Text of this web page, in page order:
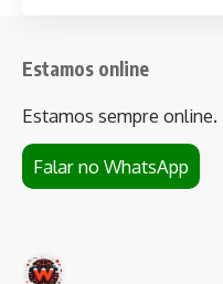
Estamos online
Estamos sempre online.
Falar no WhatsApp